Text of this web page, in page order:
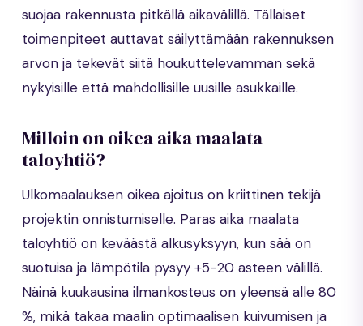
suojaa rakennusta pitkällä aikavälillä. Tällaiset
toimenpiteet auttavat säilyttämään rakennuksen
arvon ja tekevät siitä houkuttelevamman sekä
nykyisille että mahdollisille uusille asukkaille.
Milloin on oikea aika maalata
taloyhtiö?
Ulkomaalauksen oikea ajoitus on kriittinen tekijä
projektin onnistumiselle. Paras aika maalata
taloyhtiö on keväästä alkusyksyyn, kun sää on
suotuisa ja lämpötila pysyy +5-20 asteen välillä.
Näinä kuukausina ilmankosteus on yleensä alle 80
%, mikä takaa maalin optimaalisen kuivumisen ja